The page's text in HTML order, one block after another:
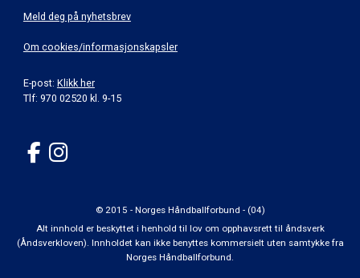
Meld deg på nyhetsbrev
Om cookies/informasjonskapsler
E-post: Klikk her
Tlf: 970 02520 kl. 9-15
© 2015 - Norges Håndballforbund - (04)
Alt innhold er beskyttet i henhold til lov om opphavsrett til åndsverk
(Åndsverkloven). Innholdet kan ikke benyttes kommersielt uten samtykke fra
Norges Håndballforbund.